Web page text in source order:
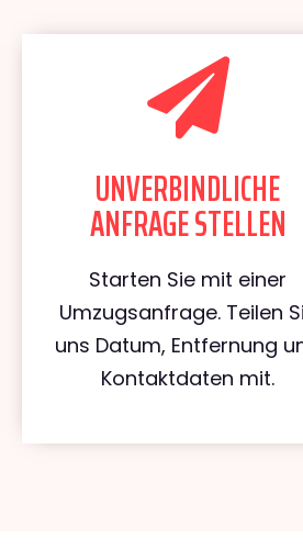
UNVERBINDLICHE
ANFRAGE STELLEN
Starten Sie mit einer
Umzugsanfrage. Teilen
uns Datum, Entfernung
Kontaktdaten mit.